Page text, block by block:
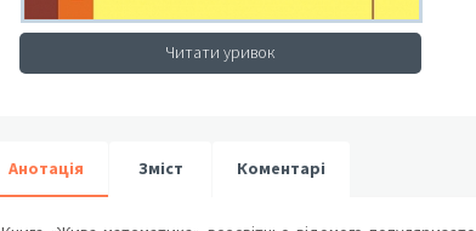
Читати уривок
Анотація Зміст Коментарі